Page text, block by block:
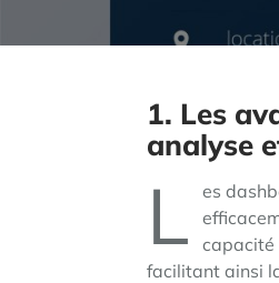
1. Les
analyse
L
es
capacité
facilitant ainsi